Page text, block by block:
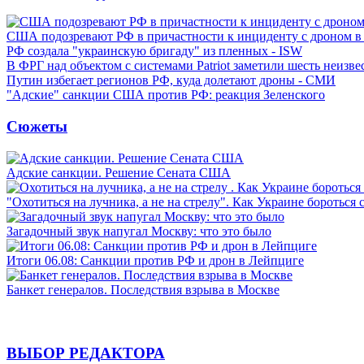
США подозревают РФ в причастности к инциденту с дроном
РФ создала "украинскую бригаду" из пленных - ISW
В ФРГ над объектом с системами Patriot заметили шесть
Путин избегает регионов РФ, куда долетают дроны - СМИ
"Адские" санкции США против РФ: реакция Зеленского
Сюжеты
Адские санкции. Решение Сената США
"Охотиться на лучника, а не на стрелу". Как Украине бороться
Загадочный звук напугал Москву: что это было
Итоги 06.08: Санкции против РФ и дрон в Лейпциге
Банкет генералов. Последствия взрыва в Москве
ВЫБОР РЕДАКТОРА